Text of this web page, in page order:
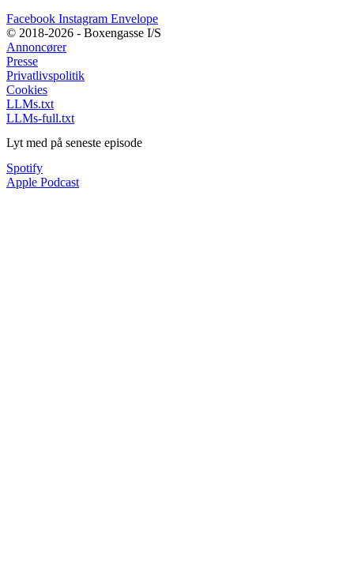
Facebook Instagram Envelope
© 2018-2026 - Boxengasse I/S
Annoncører
Presse
Privatlivspolitik
Cookies
LLMs.txt
LLMs-full.txt
Lyt med på seneste episode
Spotify
Apple Podcast